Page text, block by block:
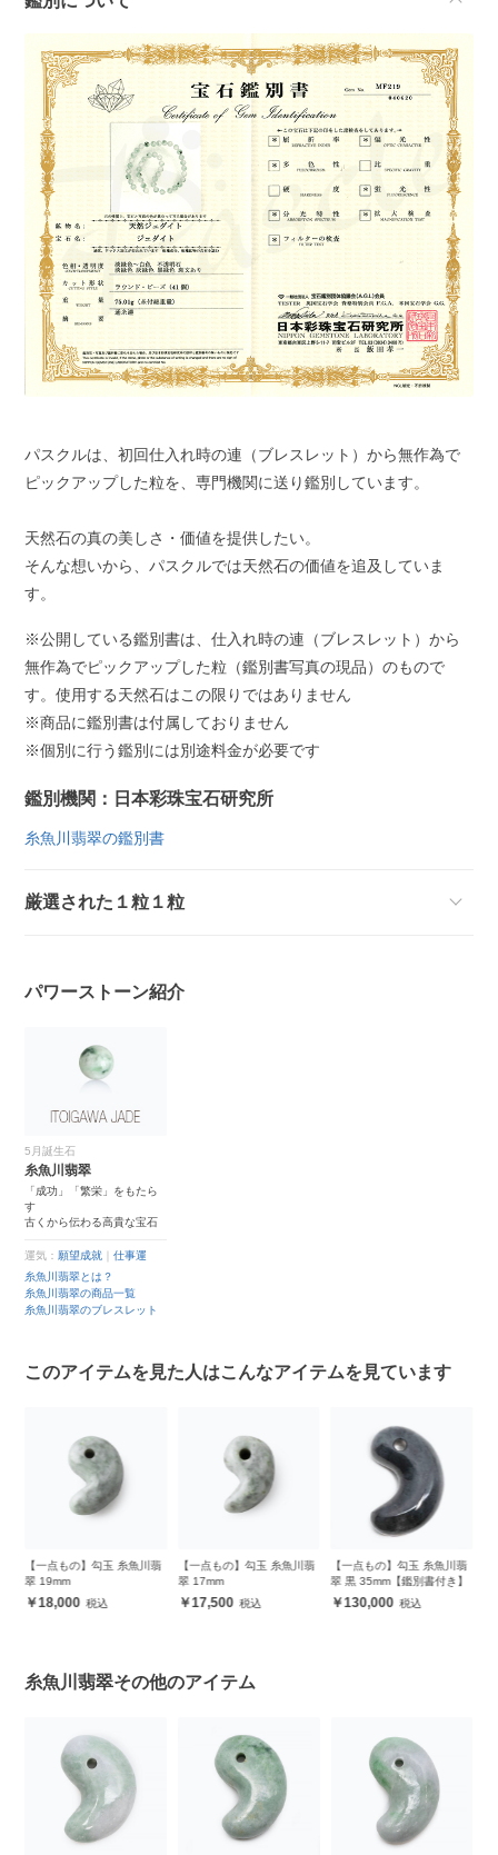
パスクルは、初回仕入れ時の連（ブレスレット）から無作為で
ピックアップした粒を、専門機関に送り鑑別しています。
天然石の真の美しさ・価値を提供したい。
そんな想いから、パスクルでは天然石の価値を追及していま
す。
※公開している鑑別書は、仕入れ時の連（ブレスレット）から
無作為でピックアップした粒（鑑別書写真の現品）のもので
す。使用する天然石はこの限りではありません
※商品に鑑別書は付属しておりません
※個別に行う鑑別には別途料金が必要です
鑑別機関：日本彩珠宝石研究所
糸魚川翡翠の鑑別書
厳選された１粒１粒
パワーストーン紹介
5月誕生石
糸魚川翡翠
「成功」「繁栄」をもたら
す
古くから伝わる高貴な宝石
運気： 願望成就 ｜仕事運
糸魚川翡翠とは？
糸魚川翡翠の商品一覧
糸魚川翡翠のブレスレット
このアイテムを見た人はこんなアイテムを見ています
【一点もの】勾玉 糸魚川翡
翠 17mm
17,500
【一点もの】勾玉 糸魚川翡
翠 黒 35mm【鑑別書付き】
130,000
【一点もの】糸魚川翡翠・
インペリアルトパーズ デザ
インブレスレット
糸魚川翡翠その他のアイテム